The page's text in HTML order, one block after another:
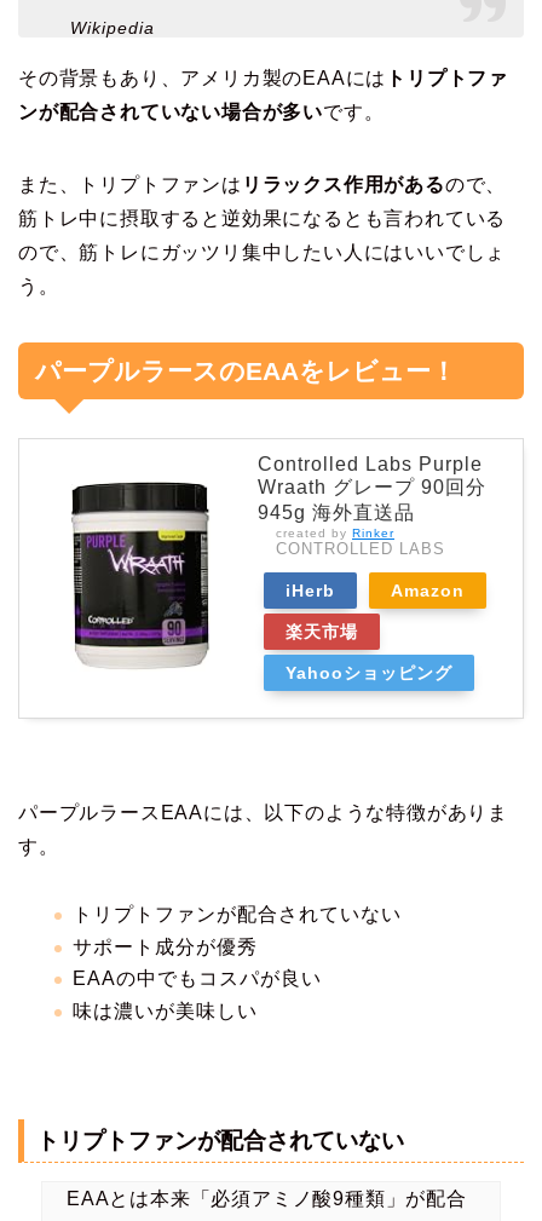
Wikipedia
その背景もあり、アメリカ製のEAAには トリプトファ
ンが配合されていない場合が多いです。
また、トリプトファンは リラックス作用があるので、
筋トレ中に摂取すると逆効果になるとも言われている
ので、筋トレにガッツリ集中したい人にはいいでしょ
う。
パープルラースのEAAをレビュー！
Controlled Labs Purple
Wraath グレープ 90回分
945g 海外直送品
created by Rinker
CONTROLLED LABS
iHerb Amazon
楽天市場
Yahooショッピング
パープルラースEAAには、以下のような特徴がありま
す。
トリプトファンが配合されていない
サポート成分が優秀
EAAの中でもコスパが良い
味は濃いが美味しい
トリプトファンが配合されていない
EAAとは本来「必須アミノ酸9種類」が配合